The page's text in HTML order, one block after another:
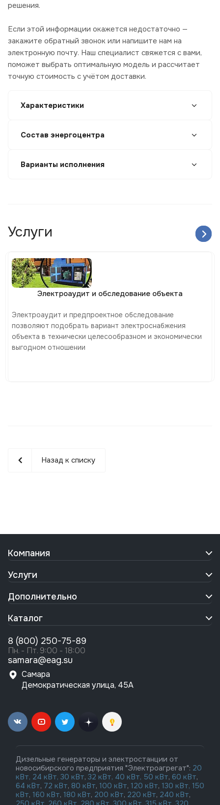
решения.
Если этой информации окажется недостаточно —
закажите обратный звонок или напишите нам на
электронную почту. Наш специалист свяжется с вами,
поможет выбрать оптимальную модель и рассчитает
точную стоимость с учётом доставки.
Характеристики
Состав энергоцентра
Варианты исполнения
Услуги
Электроаудит и обследование объекта
Электроаудит и предпроектное обследование
позволяют подобрать вариант электроснабжения
объекта в технически целесообразном и экономически
выгодном отношении
Назад к списку
Компания
Услуги
Дополнительно
Каталог
8 (800) 250-75-89
Пн. - Пт. 9:00 - 18:00
samara@eag.su
Самара
Демократическая улица, 45А
Дизельные генераторы и электростанции от
новосибирского предприятия "Электроагрегат": 20
кВт, 24 кВт, 30 кВт, 32 кВт, 40 кВт, 50 кВт, 60 кВт,
64 кВт, 72 кВт, 80 кВт, 100 кВт, 120 кВт, 130 кВт, 150
кВт, 160 кВт, 180 кВт, 200 кВт, 220 кВт, 240 кВт,